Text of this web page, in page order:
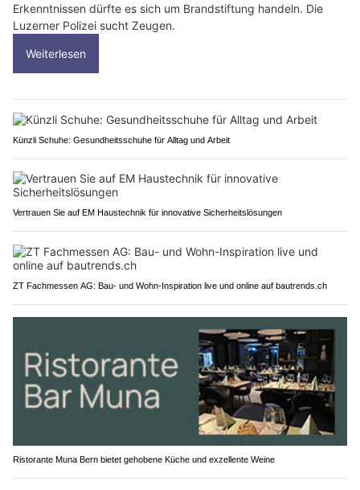
Erkenntnissen dürfte es sich um Brandstiftung handeln. Die
Luzerner Polizei sucht Zeugen.
Weiterlesen
Künzli Schuhe: Gesundheitsschuhe für Alltag und Arbeit
Vertrauen Sie auf EM Haustechnik für innovative Sicherheitslösungen
ZT Fachmessen AG: Bau- und Wohn-Inspiration live und online auf bautrends.ch
Ristorante Muna Bern bietet gehobene Küche und exzellente Weine